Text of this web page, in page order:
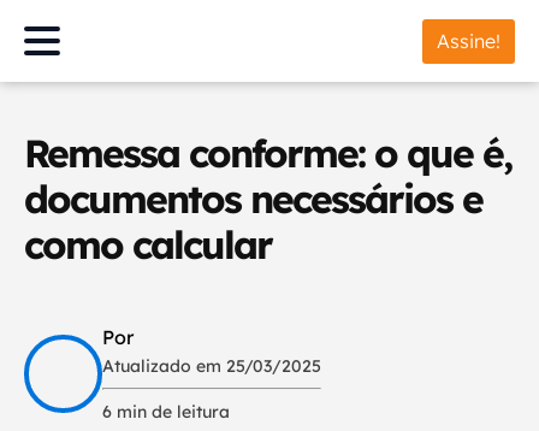
Assine!
Remessa conforme: o que é,
documentos necessários e
como calcular
Por
Atualizado em 25/03/2025
6 min de leitura